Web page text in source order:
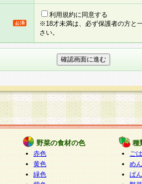
の事前の承諾を得ることなく、当
て、本規約を任意に制定、変更ま
す。改定後の本規約等は、本規約
きに、その 他の諸規定については
じるものとします。
員登録希望者による会員登録手続
会員登録の承認が完了した時点で会
れ、会員に対して適用されるもの
する個人情報は、すべて会員登録
いたものと考えております。従っ
の提供を希望されない場合には、
利用規約に同意する
※18才未満は、必ず保護者の方と
さい。
野菜の食材の色
赤色
黄色
緑色
種
ご
めん
ぱん